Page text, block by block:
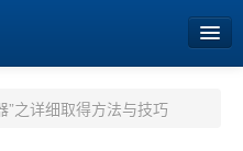
”之详细取得方法与技巧